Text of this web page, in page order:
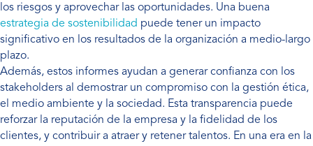
los riesgos y aprovechar las oportunidades. Una buena
estrategia de sostenibilidad puede tener un impacto
significativo en los resultados de la organización a medio-largo
plazo.
Además, estos informes ayudan a generar confianza con los
stakeholders al demostrar un compromiso con la gestión ética,
el medio ambiente y la sociedad. Esta transparencia puede
reforzar la reputación de la empresa y la fidelidad de los
clientes, y contribuir a atraer y retener talentos. En una era en la